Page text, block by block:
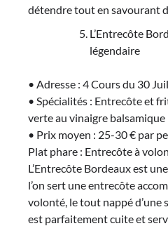
détendre tout en savourant
L’Entrecôte
légendaire
• Adresse : 4 Cours du 30
• Spécialités : Entrecôte et
verte au vinaigre balsamique
• Prix moyen : 25-30 € par
Plat phare : Entrecôte à
L’Entrecôte Bordeaux est
l’on sert une entrecôte
volonté, le tout nappé d’une
est parfaitement cuite et